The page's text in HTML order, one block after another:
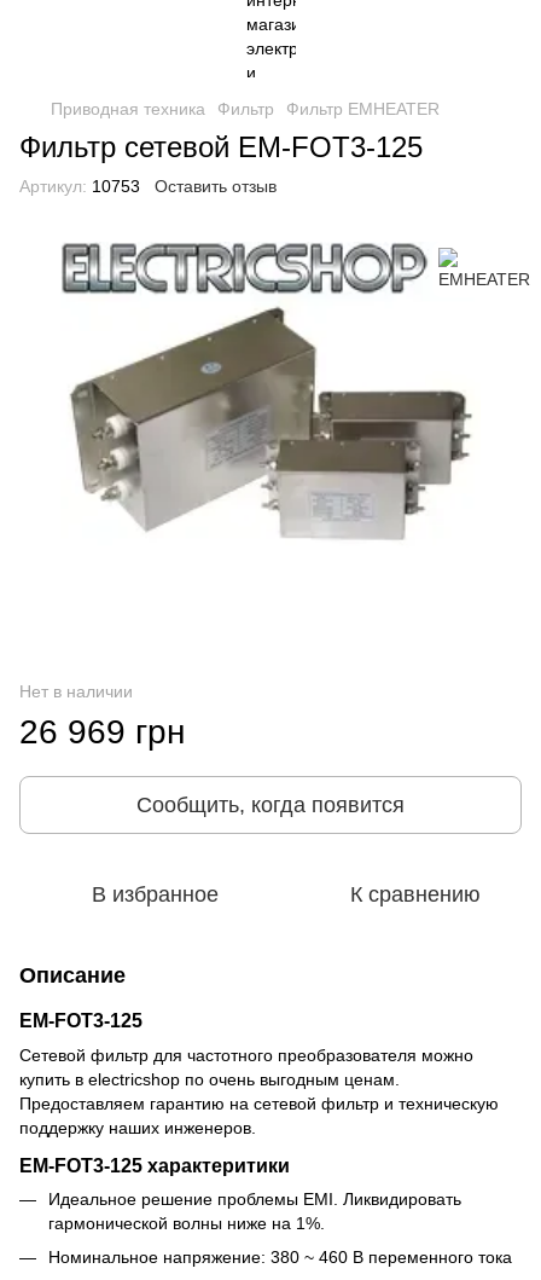
Приводная техника Фильтр Фильтр EMHEATER
Фильтр сетевой EM-FOT3-125
Артикул: 10753 Оставить отзыв
Нет в наличии
26 969 грн
Сообщить, когда появится
В избранное К сравнению
Описание
EM-FOT3-125
Сетевой фильтр для частотного преобразователя можно
купить в electricshop по очень выгодным ценам.
Предоставляем гарантию на сетевой фильтр и техническую
поддержку наших инженеров.
EM-FOT3-125 характеритики
Идеальное решение проблемы EMI. Ликвидировать
гармонической волны ниже на 1%.
Номинальное напряжение: 380 ~ 460 В переменного тока